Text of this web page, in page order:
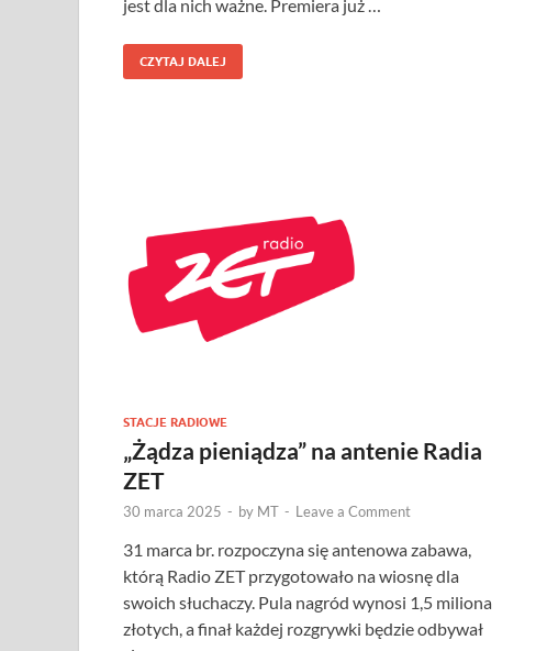
jest dla nich ważne. Premiera już …
CZYTAJ DALEJ
STACJE RADIOWE
„Żądza pieniądza” na antenie Radia
ZET
30 marca 2025 - by MT - Leave a Comment
31 marca br. rozpoczyna się antenowa zabawa,
którą Radio ZET przygotowało na wiosnę dla
swoich słuchaczy. Pula nagród wynosi 1,5 miliona
złotych, a finał każdej rozgrywki będzie odbywał